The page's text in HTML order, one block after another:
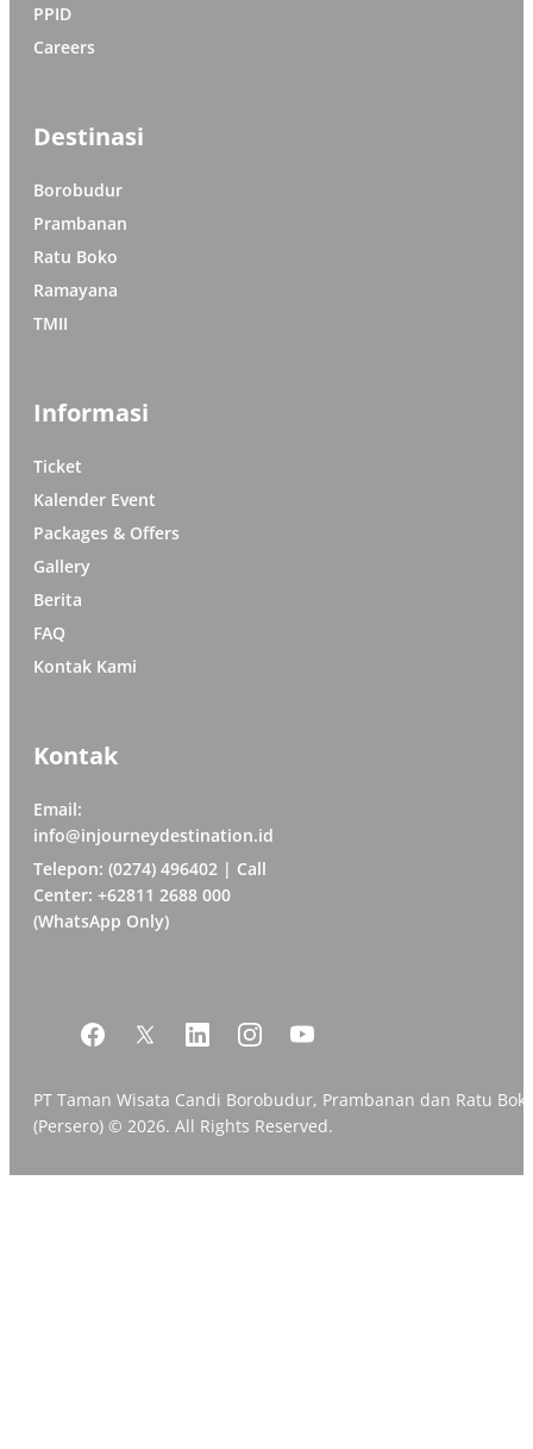
PPID
Careers
Destinasi
Borobudur
Prambanan
Ratu Boko
Ramayana
TMII
Informasi
Ticket
Kalender Event
Packages & Offers
Gallery
Berita
FAQ
Kontak Kami
Kontak
Email:
info@injourneydestination.id
Telepon: (0274) 496402 | Call
Center: +62811 2688 000
(WhatsApp Only)
PT Taman Wisata Candi Borobudur, Prambanan dan Ratu
(Persero) © 2026. All Rights Reserved.